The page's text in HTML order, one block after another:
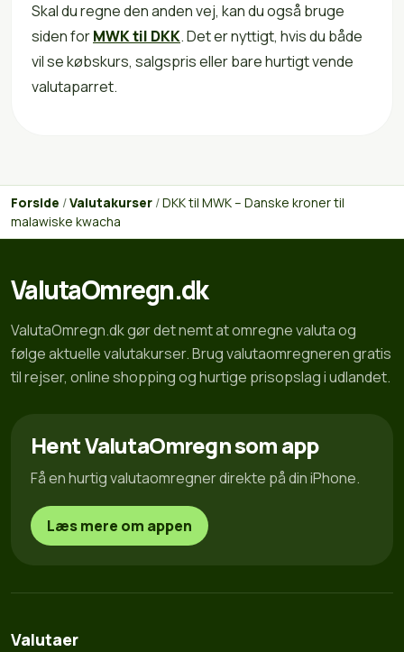
Skal du regne den anden vej, kan du også bruge
siden forMWK til DKK. Det er nyttigt, hvis du både
vil se købskurs, salgspris eller bare hurtigt vende
valutaparret.
Forside /Valutakurser /DKK til MWK – Danske kroner til
malawiske kwacha
ValutaOmregn.dk
ValutaOmregn.dk gør det nemt at omregne valuta og
følge aktuelle valutakurser. Brug valutaomregneren gratis
til rejser, online shopping og hurtige prisopslag i udlandet.
Hent ValutaOmregn som app
Få en hurtig valutaomregner direkte på din iPhone.
Læs mere om appen
Valutaer